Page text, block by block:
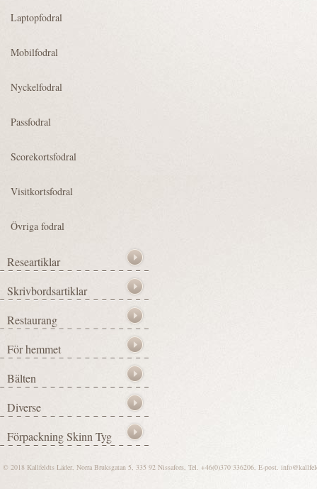
© 2018 Kallfeldts Läder, Norra Bruksgatan 5, 335 92 Nissafors, Tel. +46(0)370 336206, E-post.